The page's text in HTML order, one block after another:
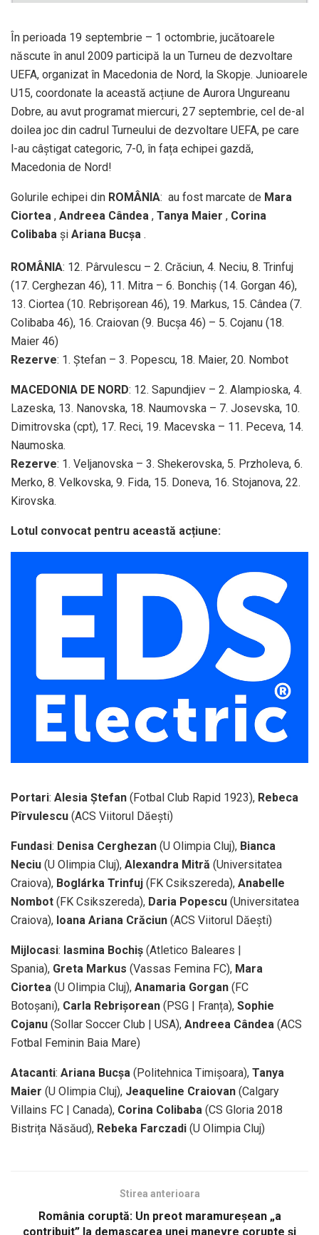
În perioada 19 septembrie – 1 octombrie, jucătoarele
născute în anul 2009 participă la un Turneu de dezvoltare
UEFA, organizat în Macedonia de Nord, la Skopje. Junioarele
U15, coordonate la această acțiune de Aurora Ungureanu
Dobre, au avut programat miercuri, 27 septembrie, cel de-al
doilea joc din cadrul Turneului de dezvoltare UEFA, pe care
l-au câștigat categoric, 7-0, în fața echipei gazdă,
Macedonia de Nord!
Golurile echipei din ROMÂNIA: au fost marcate de Mara
Ciortea , Andreea Cândea , Tanya Maier , Corina
Colibaba și Ariana Bucșa .
ROMÂNIA: 12. Pârvulescu – 2. Crăciun, 4. Neciu, 8. Trinfuj
(17. Cerghezan 46), 11. Mitra – 6. Bonchiș (14. Gorgan 46),
13. Ciortea (10. Rebrișorean 46), 19. Markus, 15. Cândea (7.
Colibaba 46), 16. Craiovan (9. Bucșa 46) – 5. Cojanu (18.
Maier 46)
Rezerve: 1. Ștefan – 3. Popescu, 18. Maier, 20. Nombot
MACEDONIA DE NORD: 12. Sapundjiev – 2. Alampioska, 4.
Lazeska, 13. Nanovska, 18. Naumovska – 7. Josevska, 10.
Dimitrovska (cpt), 17. Reci, 19. Macevska – 11. Peceva, 14.
Naumoska.
Rezerve: 1. Veljanovska – 3. Shekerovska, 5. Przholeva, 6.
Merko, 8. Velkovska, 9. Fida, 15. Doneva, 16. Stojanova, 22.
Kirovska.
Lotul convocat pentru această acțiune:
Portari: Alesia Ștefan (Fotbal Club Rapid 1923), Rebeca
Pîrvulescu (ACS Viitorul Dăești)
Fundasi: Denisa Cerghezan (U Olimpia Cluj), Bianca
Neciu (U Olimpia Cluj), Alexandra Mitră (Universitatea
Craiova), Boglárka Trinfuj (FK Csikszereda), Anabelle
Nombot (FK Csikszereda), Daria Popescu (Universitatea
Craiova), Ioana Ariana Crăciun (ACS Viitorul Dăești)
Mijlocasi: Iasmina Bochiș (Atletico Baleares |
Spania), Greta Markus (Vassas Femina FC), Mara
Ciortea (U Olimpia Cluj), Anamaria Gorgan (FC
Botoșani), Carla Rebrișorean (PSG | Franța), Sophie
Cojanu (Sollar Soccer Club | USA), Andreea Cândea (ACS
Fotbal Feminin Baia Mare)
Atacanti: Ariana Bucșa (Politehnica Timișoara), Tanya
Maier (U Olimpia Cluj), Jeaqueline Craiovan (Calgary
Villains FC | Canada), Corina Colibaba (CS Gloria 2018
Bistrița Năsăud), Rebeka Farczadi (U Olimpia Cluj)
Stirea anterioara
România coruptă: Un preot maramureșean „a
contribuit” la demascarea unei manevre corupte și